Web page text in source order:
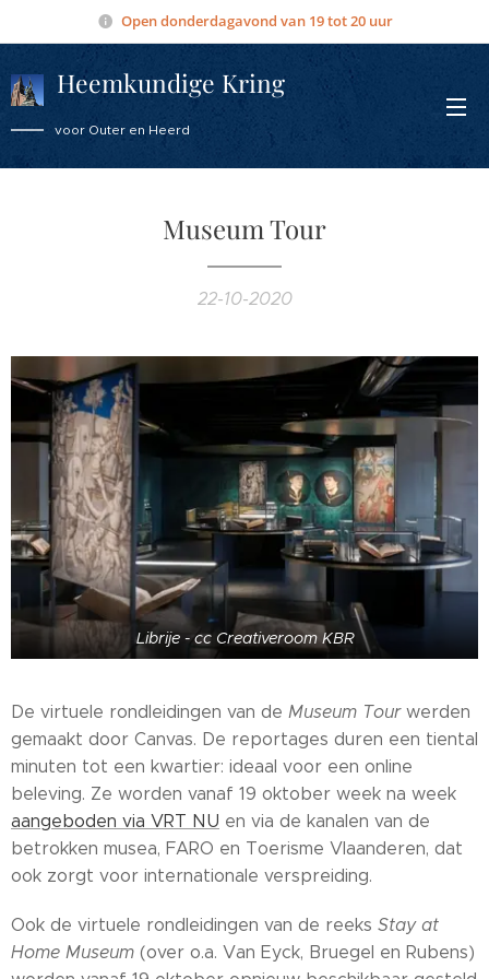
Open donderdagavond van 19 tot 20 uur
Heemkundige Kring
Overmere
voor Outer en Heerd
Museum Tour
22-10-2020
Librije - cc Creativeroom KBR
De virtuele rondleidingen van de Museum Tourwerden
gemaakt door Canvas. De reportages duren een tiental
minuten tot een kwartier: ideaal voor een online
beleving. Ze worden vanaf 19 oktober week na week
aangeboden via VRT NU en via de kanalen van de
betrokken musea, FARO en Toerisme Vlaanderen, dat
ook zorgt voor internationale verspreiding.
Ook de virtuele rondleidingen van de reeks Stay at
Home Museum (over o.a. Van Eyck, Bruegel en Rubens)